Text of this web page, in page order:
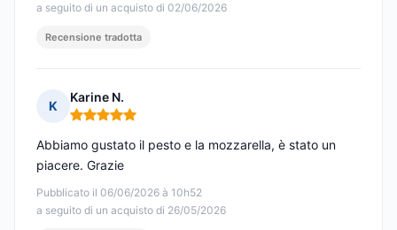
a seguito di un acquisto di 02/06/2026
Recensione tradotta
K
Karine N.
Nota: 5 su 5
Pubblicato il 06/06/2026 à 10h52
a seguito di un acquisto di 26/05/2026
Abbiamo gustato il pesto e la mozzarella, è stato un
piacere. Grazie